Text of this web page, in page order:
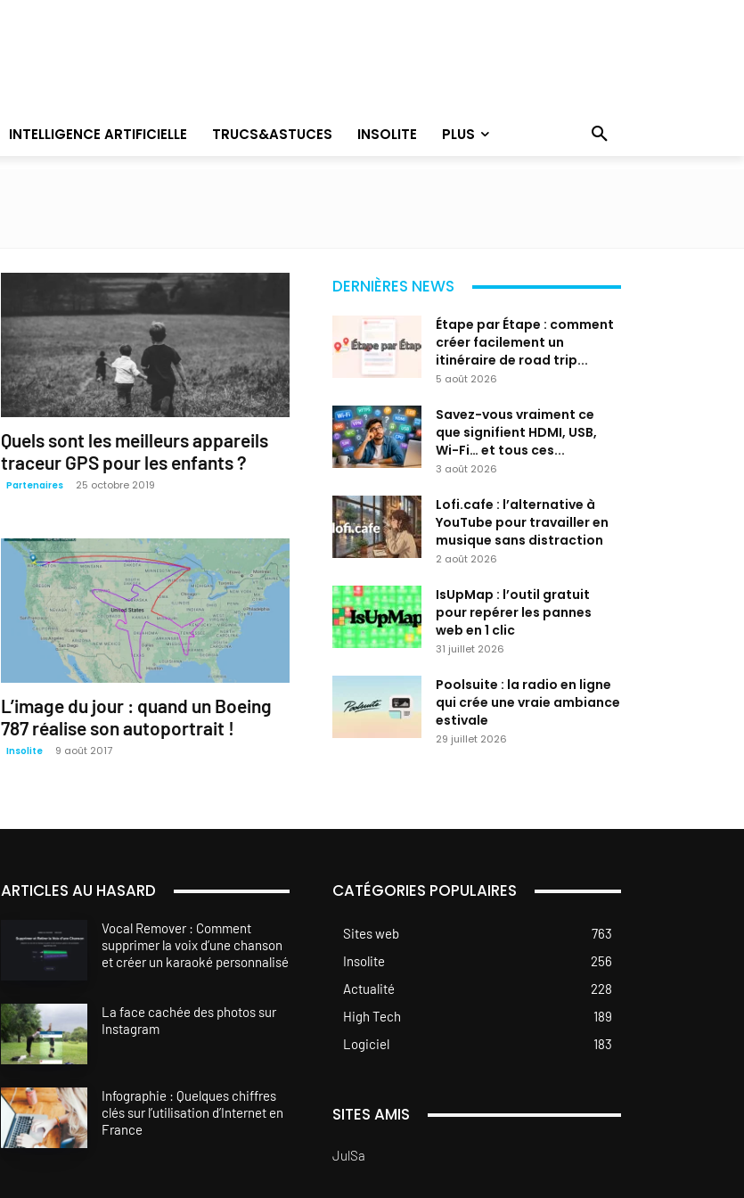
INTELLIGENCE ARTIFICIELLE TRUCS&ASTUCES INSOLITE PLUS
Quels sont les meilleurs appareils
traceur GPS pour les enfants ?
Partenaires 25 octobre 2019
L’image du jour : quand un Boeing
787 réalise son autoportrait !
Insolite 9 août 2017
DERNIÈRES NEWS
Étape par Étape : comment
créer facilement un
itinéraire de road trip...
5 août 2026
Savez-vous vraiment ce
que signifient HDMI, USB,
Wi-Fi… et tous ces...
3 août 2026
Lofi.cafe : l’alternative à
YouTube pour travailler en
musique sans distraction
2 août 2026
IsUpMap : l’outil gratuit
pour repérer les pannes
web en 1 clic
31 juillet 2026
Poolsuite : la radio en ligne
qui crée une vraie ambiance
estivale
29 juillet 2026
ARTICLES AU HASARD
Vocal Remover : Comment
supprimer la voix d’une chanson
et créer un karaoké personnalisé
La face cachée des photos sur
Instagram
Infographie : Quelques chiffres
clés sur l’utilisation d’Internet en
France
CATÉGORIES POPULAIRES
Sites web
763
Insolite
256
Actualité
228
High Tech
189
Logiciel
183
SITES AMIS
JulSa